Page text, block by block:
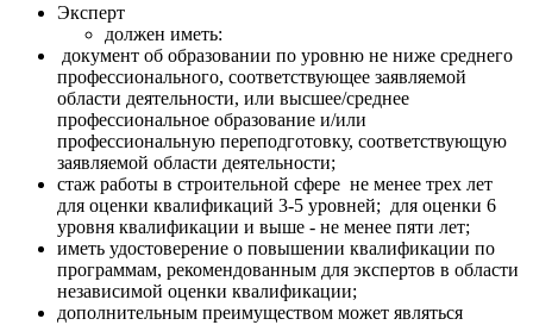
Эксперт
должен иметь:
документ об образовании по уровню не ниже среднего
профессионального, соответствующее заявляемой
области деятельности, или высшее/среднее
профессиональное образование и/или
профессиональную переподготовку, соответствующую
заявляемой области деятельности;
стаж работы в строительной сфере не менее трех лет
для оценки квалификаций 3-5 уровней; для оценки 6
уровня квалификации и выше - не менее пяти лет;
иметь удостоверение о повышении квалификации по
программам, рекомендованным для экспертов в области
независимой оценки квалификации;
дополнительным преимуществом может являться